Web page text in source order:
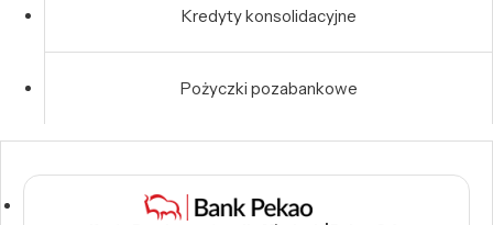
Kredyty konsolidacyjne
Pożyczki pozabankowe